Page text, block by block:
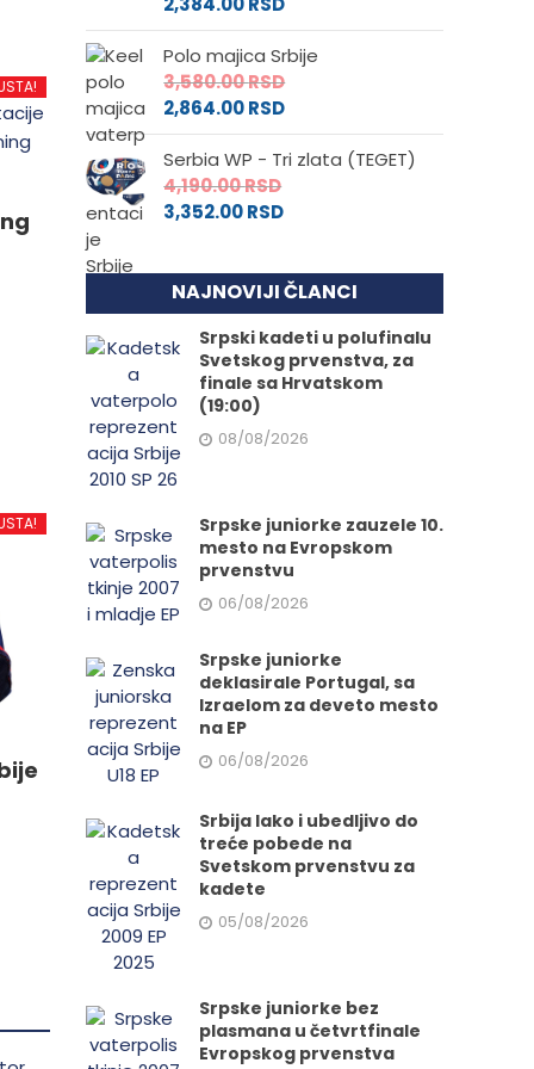
Polo majica Srbije
3,580.00RSD
2,864.00RSD
Serbia WP - Tri zlata (TEGET)
4,190.00RSD
3,352.00RSD
NAJNOVIJI ČLANCI
Srpski kadeti u polufinalu
Svetskog prvenstva, za
finale sa Hrvatskom
(19:00)
08/08/2026
Srpske juniorke zauzele 10.
mesto na Evropskom
prvenstvu
06/08/2026
Srpske juniorke
deklasirale Portugal, sa
Izraelom za deveto mesto
na EP
06/08/2026
Srbija lako i ubedljivo do
treće pobede na
Svetskom prvenstvu za
kadete
05/08/2026
Srpske juniorke bez
plasmana u četvrtfinale
Evropskog prvenstva